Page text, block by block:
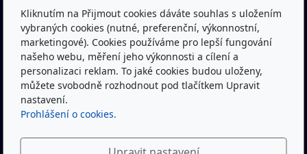
Bankovní spojení: Česká spořitelna a.s.
(pobočka Trutnov)
Č.ú.: 1300332319/0800
Youtube kanál Rytíři Trutnov včetně živého vysílání
Facebook Rytíři Trutnov
Kliknutím na Přijmout cookies dáváte souhlas s uložením
vybraných cookies (nutné, preferenční, výkonnostní,
marketingové). Cookies používáme pro lepší fungování
našeho webu, měření jeho výkonnosti a cílení a
personalizaci reklam. To jaké cookies budou uloženy,
můžete svobodně rozhodnout pod tlačítkem Upravit
nastavení.
Prohlášení o cookies.